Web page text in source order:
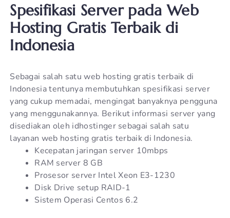
Spesifikasi Server pada Web
Hosting Gratis Terbaik di
Indonesia
Sebagai salah satu web hosting gratis terbaik di
Indonesia tentunya membutuhkan spesifikasi server
yang cukup memadai, mengingat banyaknya pengguna
yang menggunakannya. Berikut informasi server yang
disediakan oleh idhostinger sebagai salah satu
layanan web hosting gratis terbaik di Indonesia.
Kecepatan jaringan server 10mbps
RAM server 8 GB
Prosesor server Intel Xeon E3-1230
Disk Drive setup RAID-1
Sistem Operasi Centos 6.2